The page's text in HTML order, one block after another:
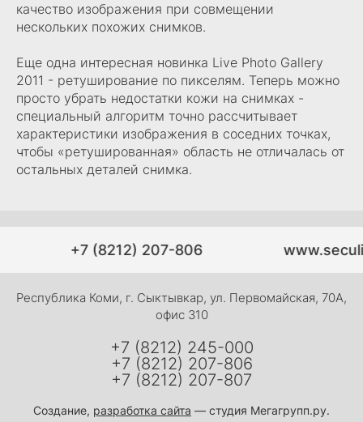
качество изображения при совмещении
нескольких похожих снимков.
Еще одна интересная новинка Live Photo Gallery
2011 - ретуширование по пикселям. Теперь можно
просто убрать недостатки кожи на снимках -
специальный алгоритм точно рассчитывает
характеристики изображения в соседних точках,
чтобы «ретушированная» область не отличалась от
остальных деталей снимка.
+7 (8212) 207-806
Республика Коми, г. Сыктывкар, ул. Первомайская, 70А,
офис 310
+7 (8212) 245-000
+7 (8212) 207-806
+7 (8212) 207-807
Создание, разработка сайта — студия Мегагрупп.ру.